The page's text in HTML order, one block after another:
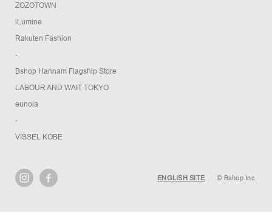
ZOZOTOWN
iLumine
Rakuten Fashion
-
Bshop Hannam Flagship Store
LABOUR AND WAIT TOKYO
eunoia
-
VISSEL KOBE
ENGLISH SITE © Bshop Inc.